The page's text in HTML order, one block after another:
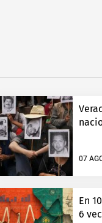
07
En
6